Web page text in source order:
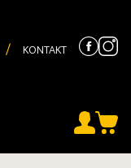
KONTAKT